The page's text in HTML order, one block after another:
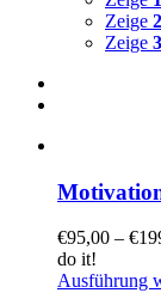
Zeige
Zeige
€95,00 – €
do it!
Ausführung